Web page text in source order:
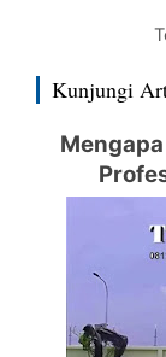
Kunjungi